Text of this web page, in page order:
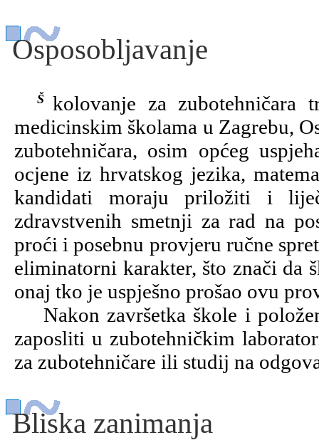
Osposobljavanje
Školovanje za zubotehničara traje 4 godine, a obavlja se na srednjim
medicinskim školama u Zagrebu,
zubotehničara, osim općeg
ocjene iz hrvatskog jezika,
kandidati moraju priložiti i
zdravstvenih smetnji za rad na
proći i posebnu provjeru ručne
eliminatorni karakter, što znači da
onaj tko je uspješno prošao ovu
Nakon završetka škole i
zaposliti u zubotehničkim
za zubotehničare ili studij na
Bliska zanimanja